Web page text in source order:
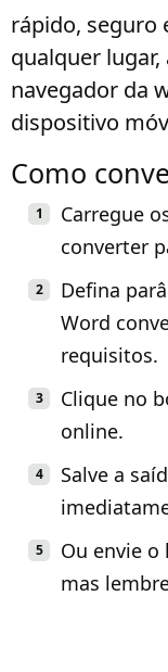
rápido, seguro
qualquer
navegador da
dispositivo
Como
Carregue
converter
Defina
Word
requisitos.
Clique no
online.
Salve a
Ou envie
mas